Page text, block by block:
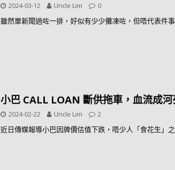
2024-03-12 Uncle Lim 0
雖然單新聞過咗一排，好似有少少攤凍咗，但唔代表件
小巴 CALL LOAN 斷供拖車，血流成
2024-02-22 Uncle Lim 2
近日傳媒報導小巴因牌價估值下跌，唔少人「食花生」